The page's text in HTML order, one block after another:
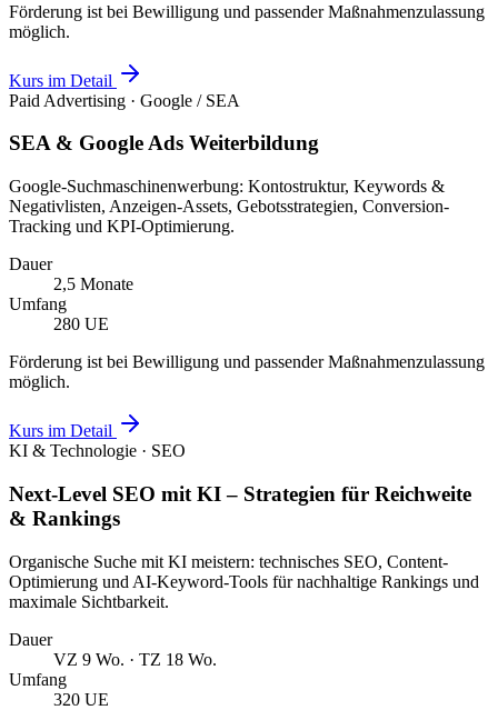
Förderung ist bei Bewilligung und passender Maßnahmenzulassung
möglich.
Kurs im Detail
Paid Advertising · Google / SEA
SEA & Google Ads Weiterbildung
Google-Suchmaschinenwerbung: Kontostruktur, Keywords &
Negativlisten, Anzeigen-Assets, Gebotsstrategien, Conversion-
Tracking und KPI-Optimierung.
Dauer
2,5 Monate
Umfang
280 UE
Förderung ist bei Bewilligung und passender Maßnahmenzulassung
möglich.
Kurs im Detail
KI & Technologie · SEO
Next-Level SEO mit KI – Strategien für Reichweite
& Rankings
Organische Suche mit KI meistern: technisches SEO, Content-
Optimierung und AI-Keyword-Tools für nachhaltige Rankings und
maximale Sichtbarkeit.
Dauer
VZ 9 Wo. · TZ 18 Wo.
Umfang
320 UE